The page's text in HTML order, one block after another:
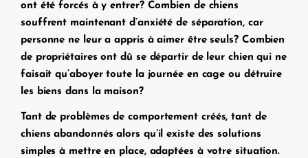
ont été forcés à y entrer? Combien de chiens
souffrent maintenant d’anxiété de séparation, car
personne ne leur a appris à aimer être seuls? Combien
de propriétaires ont dû se départir de leur chien qui ne
faisait qu’aboyer toute la journée en cage ou détruire
les biens dans la maison?
Tant de problèmes de comportement créés, tant de
chiens abandonnés alors qu’il existe des solutions
simples à mettre en place, adaptées à votre situation.